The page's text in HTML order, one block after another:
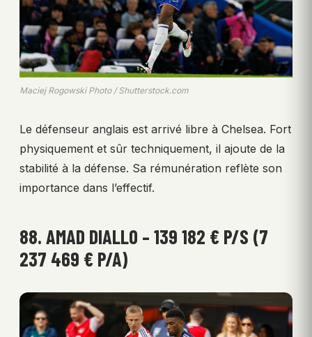
Maciej Rogowski Photo / Shutterstock.com
Le défenseur anglais est arrivé libre à Chelsea. Fort
physiquement et sûr techniquement, il ajoute de la
stabilité à la défense. Sa rémunération reflète son
importance dans l’effectif.
88. AMAD DIALLO – 139 182 € P/S (7
237 469 € P/A)